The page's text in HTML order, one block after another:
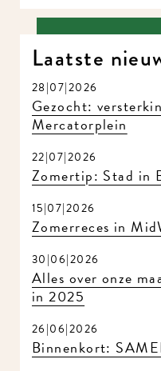
Laatste
28|07|2026
Gezocht:
Mercatorplein
22|07|2026
Zomertip: Stad in
15|07|2026
Zomerreces in
30|06|2026
Alles over onze
in 2025
26|06|2026
Binnenkort: